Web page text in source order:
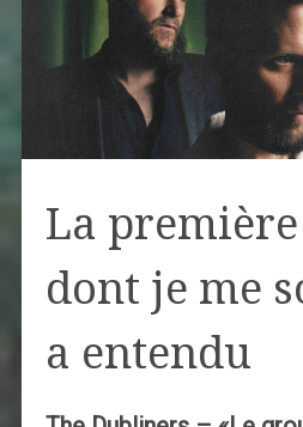
La
dont je me
a entendu